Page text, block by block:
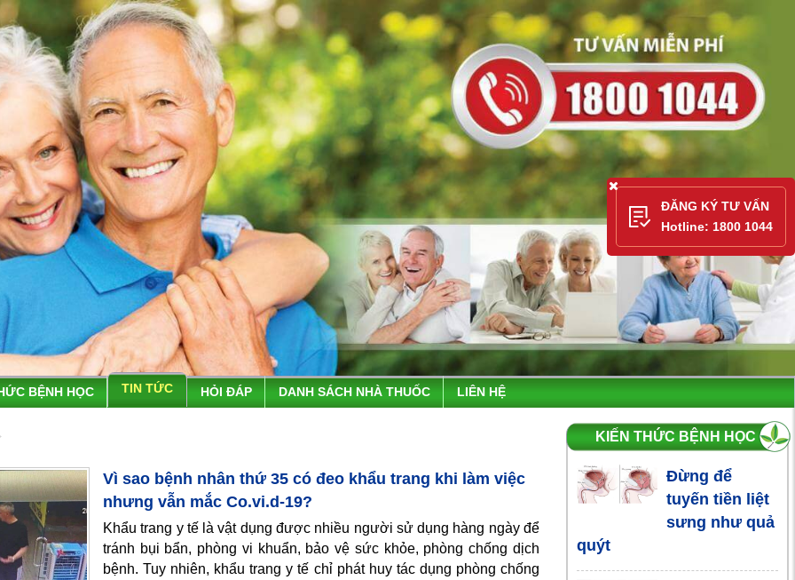
BỆNH HỌC TIN TỨC HỎI ĐÁP DANH SÁCH NHÀ THUỐC LIÊN HỆ
Vì sao bệnh nhân thứ 35 có đeo khẩu trang khi làm việc
nhưng vẫn mắc Co.vi.d-19?
Khẩu trang y tế là vật dụng được nhiều người sử dụng hàng ngày để
tránh bụi bẩn, phòng vi khuẩn, bảo vệ sức khỏe, phòng chống dịch
bệnh. Tuy nhiên, khẩu trang y tế chỉ phát huy tác dụng phòng chống
KIẾN THỨC BỆNH HỌC
Đừng để
tuyến tiền liệt
sưng như quả
quýt
ĐĂNG KÝ TƯ VẤN
Hotline: 1800 1044